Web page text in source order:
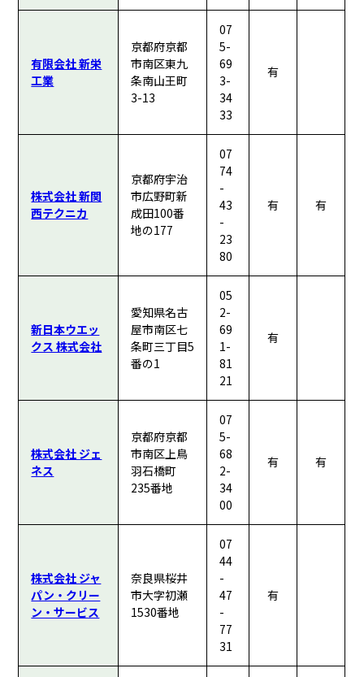
有限会社 新栄
工業
京都府京都
市南区東九
条南山王町
3-13
07
5-
69
3-
34
33
有
株式会社 新関
西テクニカ
京都府宇治
市広野町新
成田100番
地の177
07
74
-
43
-
23
80
有 有
新日本ウエッ
クス 株式会社
愛知県名古
屋市南区七
条町三丁目5
番の1
05
2-
69
1-
81
21
有
株式会社 ジェ
ネス
京都府京都
市南区上鳥
羽石橋町
235番地
07
5-
68
2-
34
00
有 有
株式会社 ジャ
パン・クリー
ン・サービス
奈良県桜井
市大字初瀬
1530番地
07
44
-
47
-
77
31
有